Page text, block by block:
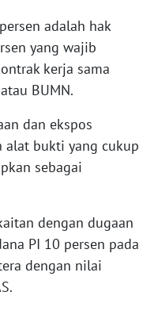
adalah hak
yang wajib
kerja sama
BUMN.
dan ekspos
alat bukti yang cukup
sebagai
dengan dugaan
PI 10 persen pada
dengan nilai